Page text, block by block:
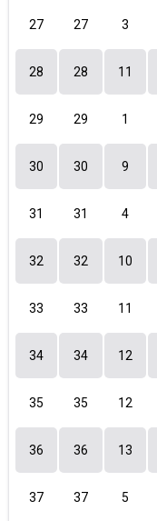
27 27 3
28 28 11
29 29 1
30 30 9
31 31 4
32 32 10
33 33 11
34 34 12
35 35 12
36 36 13
37 37 5